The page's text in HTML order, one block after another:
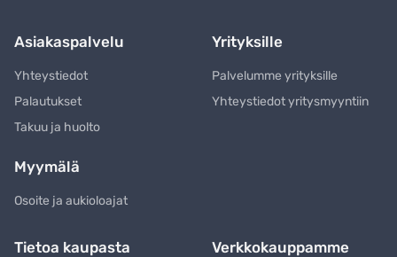
Asiakaspalvelu
Yhteystiedot
Palautukset
Takuu ja huolto
Yrityksille
Palvelumme yrityksille
Yhteystiedot yritysmyyntiin
Myymälä
Osoite ja aukioloajat
Tietoa kaupasta Verkkokauppamme